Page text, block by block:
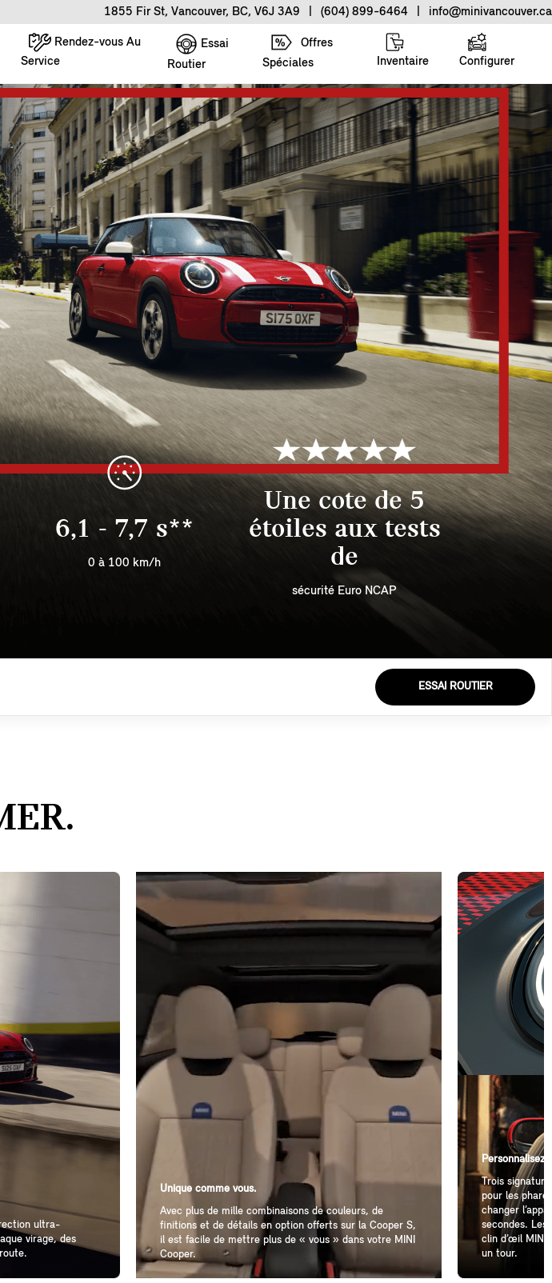
1855 Fir St, Vancouver, BC, V6J 3A9 (604) 899-6464 info@minivancouver.ca
Rendez-vous Au
Service
Essai
Routier
Offres
Spéciales
Inventaire Configurer
6,1 - 7,7 s**
0 à 100 km/h
Une cote de 5
étoiles aux tests
de
sécurité Euro NCAP
ESSAI ROUTIER
ultra-
virage, des
Unique comme vous.
Avec plus de mille combinaisons de couleurs, de
finitions et de détails en option offerts sur la Cooper S,
il est facile de mettre plus de « vous » dans votre MINI
Cooper.
Personnalisez
Trois
pour les
changer
secondes. Les
clin d’œil
un tour.